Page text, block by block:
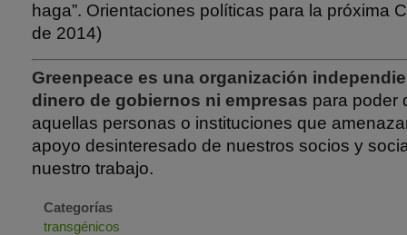
haga”. Orientaciones políticas para la próxima
de 2014)
Greenpeace es una organización
dinero de gobiernos ni empresas para poder
aquellas personas o instituciones que
apoyo desinteresado de nuestros socios y
nuestro trabajo.
Categorías
transgénicos